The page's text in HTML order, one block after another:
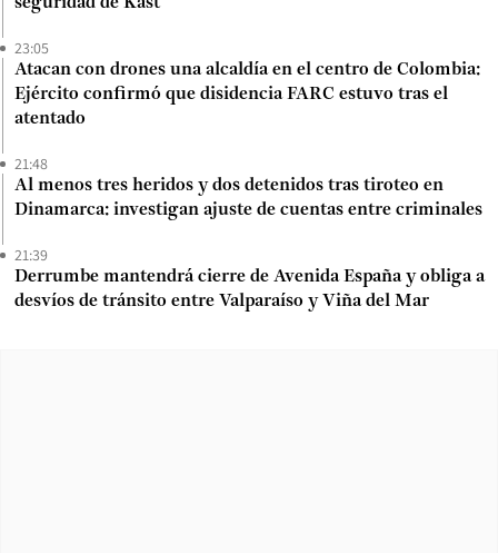
seguridad de Kast
23:05
Atacan con drones una alcaldía en el centro de Colombia:
Ejército confirmó que disidencia FARC estuvo tras el
atentado
21:48
Al menos tres heridos y dos detenidos tras tiroteo en
Dinamarca: investigan ajuste de cuentas entre criminales
21:39
Derrumbe mantendrá cierre de Avenida España y obliga a
desvíos de tránsito entre Valparaíso y Viña del Mar